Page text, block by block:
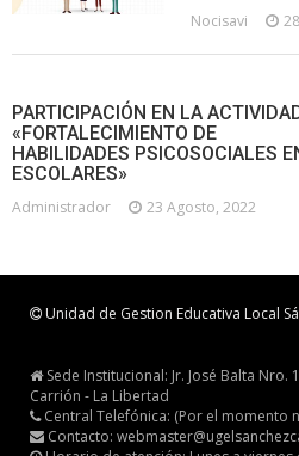
Nocisavi
PARTICIPACIÓN EN LA
«FORTALECIMIENTO DE
HABILIDADES PSICOSOCIALES
ESCOLARES»
Administrador 23 Agosto, 2022
Unidad de Gestion Educativa Local
Sede Institucional: Jr. José Balta Nro.
Carrión - La Libertad
Central Telefónica: (Por el momento
Contacto: